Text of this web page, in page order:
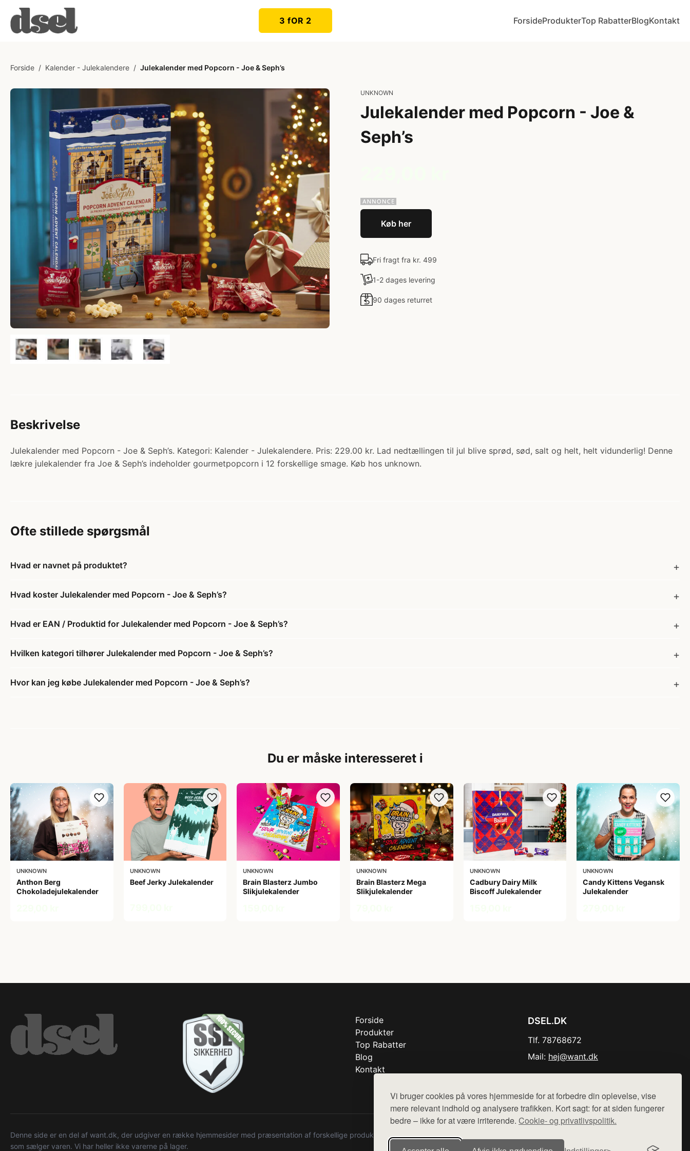
Vi bruger cookies på vores hjemmeside for at forbedre din oplevelse, vise
mere relevant indhold og analysere trafikken. Kort sagt: for at siden fungerer
bedre – ikke for at være irriterende. Cookie- og privatlivspolitik.
3 fOR 2 ForsideProdukterTop RabatterBlogKontakt
Forside / Kalender - Julekalendere / Julekalender med Popcorn - Joe & Seph’s
UNKNOWN
Julekalender med Popcorn - Joe &
Seph’s
Køb her
Fri fragt fra kr. 499
1-2 dages levering
90 dages returret
Beskrivelse
Julekalender med Popcorn - Joe & Seph’s. Kategori: Kalender - Julekalendere. Pris: 229.00 kr. Lad nedtællingen til jul blive sprød, sød, salt og helt, helt vidunderlig! Denne
lækre julekalender fra Joe & Seph’s indeholder gourmetpopcorn i 12 forskellige smage. Køb hos unknown.
Ofte stillede spørgsmål
Hvad er navnet på produktet?
Hvad koster Julekalender med Popcorn - Joe & Seph’s?
Hvad er EAN / Produktid for Julekalender med Popcorn - Joe & Seph’s?
Hvilken kategori tilhører Julekalender med Popcorn - Joe & Seph’s?
Hvor kan jeg købe Julekalender med Popcorn - Joe & Seph’s?
Du er måske interesseret i
UNKNOWN
Anthon Berg
Chokoladejulekalender
UNKNOWN
Beef Jerky Julekalender
UNKNOWN
Brain Blasterz Jumbo
Slikjulekalender
UNKNOWN
Brain Blasterz Mega
Slikjulekalender
UNKNOWN
Cadbury Dairy Milk
Biscoff Julekalender
UNKNOWN
Candy Kittens Vegansk
Julekalender
Forside
Produkter
Top Rabatter
Blog
Kontakt
DSEL.DK
Tlf. 78768672
Mail: hej@want.dk
Denne side er en del af want.dk, der udgiver en række hjemmesider med præsentation af forskellige produkter fra diverse webshops. Der sælges ikke varer fra denne side - vi henviser til de shops,
som sælger varen. Vi har heller ikke varerne på lager.